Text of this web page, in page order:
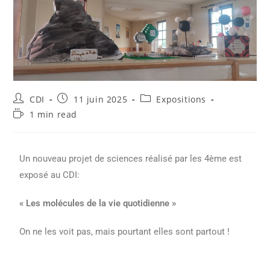
CDI 11 juin 2025
Expositions
1 min read
Un nouveau projet de sciences réalisé par les 4ème est
exposé au CDI:
« Les molécules de la vie quotidienne »
On ne les voit pas, mais pourtant elles sont partout !